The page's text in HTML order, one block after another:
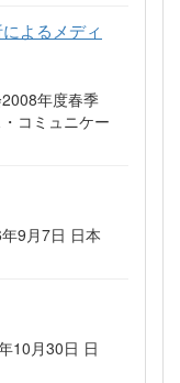
よるメディ
年度春季
コミュニケー
9月7日 日本
10月30日 日